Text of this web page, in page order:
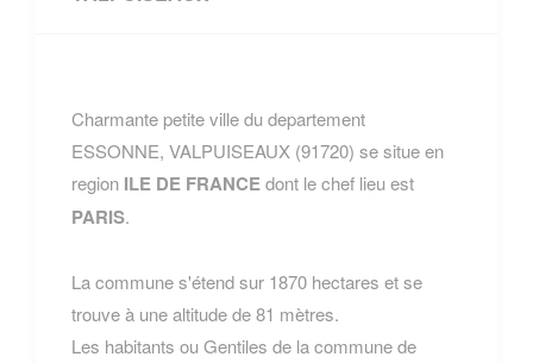
Charmante petite ville du departement
ESSONNE, VALPUISEAUX (91720) se situe en
region ILE DE FRANCEdont le chef lieu est
PARIS.
La commune s'étend sur 1870 hectares et se
trouve à une altitude de 81 mètres.
Les habitants ou Gentiles de la commune de